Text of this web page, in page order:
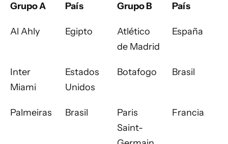
Grupo A País Grupo B País
Al Ahly Egipto
Atlético
de Madrid
España
Inter
Miami
Estados
Unidos
Botafogo Brasil
Palmeiras Brasil
Paris
Saint-
Francia